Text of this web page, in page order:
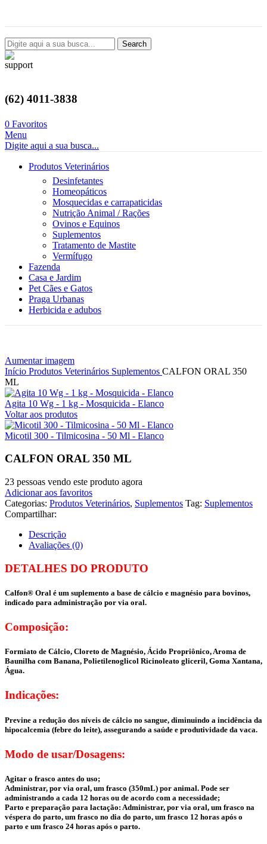
Search
(62) 4011-3838
0 Favoritos
Menu
Digite aqui a sua busca...
Produtos Veterinários
Desinfetantes
Homeopáticos
Mosquecidas e carrapaticidas
Nutrição Animal / Rações
Ovinos e Equinos
Suplementos
Tratamento de Mastite
Vermífugo
Fazenda
Casa e Jardim
Pet Cães e Gatos
Praga Urbanas
Herbicida e adubos
Aumentar imagem
Início Produtos Veterinários Suplementos CALFON ORAL 350
ML
Agita 10 Wg - 1 kg - Mosquicida - Elanco
Voltar aos produtos
Micotil 300 - Tilmicosina - 50 Ml - Elanco
CALFON ORAL 350 ML
23 pessoas vendo este produto agora
Adicionar aos favoritos
Categorias: Produtos Veterinários, Suplementos Tag: Suplementos
Compartilhar:
Descrição
Avaliações (0)
DETALHES DO PRODUTO
Calfon® Oral é um suplemento a base de cálcio e magnésio para bovinos,
indicado para administração por via oral.
Composição:
Formiato de Cálcio, Cloreto de Magnésio, Ácido Propriônico, Aroma de
Baunilha com Banana, Polietilenoglicol Ricinoleato gliceril, Goma Xantana,
Água.
Indicações:
Previne a redução dos níveis de cálcio no sangue, diminuindo a incidência da
hipocalcemia (febre do leite), assegurando a saúde e produtividade da vaca.
Modo de usar/Dosagens:
Agitar o frasco antes do uso;
Administrar, por via oral, um frasco (350mL) por animal. Pode ser
administrando a cada 12 horas ou de acordo com a necessidade;
Parto e preparação para lactação: Administrar, por via oral, um frasco na
véspera do parto, um frasco no dia do parto, um frasco 12 horas após o
parto e um frasco 24 horas após o parto.